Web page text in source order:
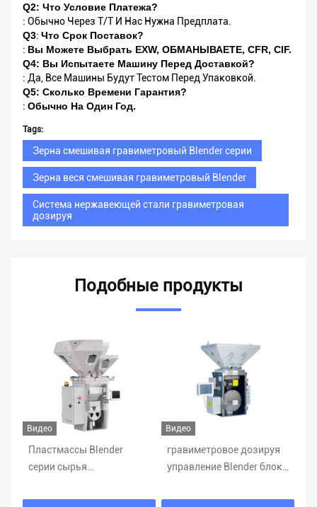
Q2: Что Условие Платежа?
: Обычно Через T/T И Нас Нужна Предплата.
Q3: Что Срок Поставок?
: Вы Можете Выбрать EXW, ОБМАНЫВАЕТЕ, CFR, CIF.
Q4: Вы Испытаете Машину Перед Доставкой?
: Да, Все Машины Будут Тестом Перед Упаковкой.
Q5: Сколько Времени Гарантия?
: Обычно На Один Год.
Tags:
Зерна смешивая гравиметровый Blender серии
Зерна веся смешивая гравиметровый Blender
Система нержавеющей стали гравиметровая
дозируя
Подобные продукты
Видео
гравиметровое дозируя
управление Blender блока
прессовании
Видео
Система CE
гравиметровая смешивая
компонентов